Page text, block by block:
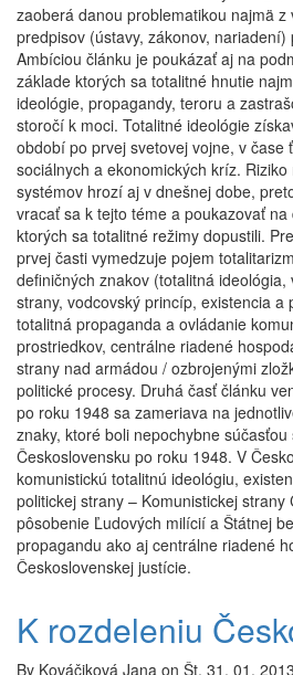
zaoberá danou problematikou najmä z
predpisov (ústavy, zákonov,
Ambíciou článku je poukázať aj na
základe ktorých sa totalitné hnutie
ideológie, propagandy, teroru a
storočí k moci. Totalitné ideológie
období po prvej svetovej vojne, v čase
sociálnych a ekonomických kríz.
systémov hrozí aj v dnešnej dobe,
vracať sa k tejto téme a poukazovať na
ktorých sa totalitné režimy dopustili.
prvej časti vymedzuje pojem
definičných znakov (totalitná
strany, vodcovský princíp, existencia a
totalitná propaganda a ovládanie
prostriedkov, centrálne riadené
strany nad armádou / ozbrojenými
politické procesy. Druhá časť článku
po roku 1948 sa zameriava na
znaky, ktoré boli nepochybne
Československu po roku 1948. V
komunistickú totalitnú ideológiu,
politickej strany – Komunistickej strany
pôsobenie Ľudových milícií a Štátnej
propagandu ako aj centrálne riadené
Československej justície.
K rozdeleniu
By Kováčiková Jana on Št, 31. 01.